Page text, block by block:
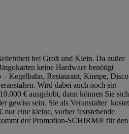
bei Groß und Klein. Da außer
keine Hardware benötigt
Kegelbahn, Restaurant, Kneipe, Disco
Wird dabei auch noch ein
€ ausgelobt, dann können Sie sich
gewiss sein. Sie als Veranstalter
nur eine kleine, vorher feststehende
der Promotion-SCHIRM® für den